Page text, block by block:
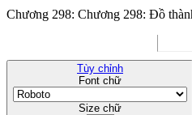
Chương 298: Chương 298: Đồ
Tùy chỉnh
Font chữ
Size chữ